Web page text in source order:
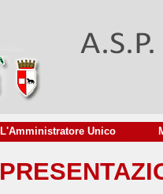
L'Amministratore Unico